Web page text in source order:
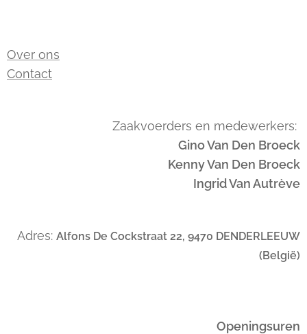
Over ons
Contact
Zaakvoerders en medewerkers:
Gino Van Den Broeck
Kenny Van Den Broeck
Ingrid Van Autrève
Adres: Alfons De Cockstraat 22, 9470 DENDERLEEUW
(België)
Openingsuren